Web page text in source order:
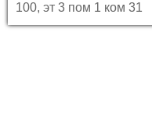
100, эт 3 пом 1 ком 31